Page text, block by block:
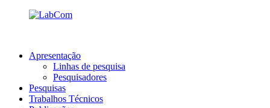
Apresentação
Linhas de pesquisa
Pesquisadores
Pesquisas
Trabalhos Técnicos